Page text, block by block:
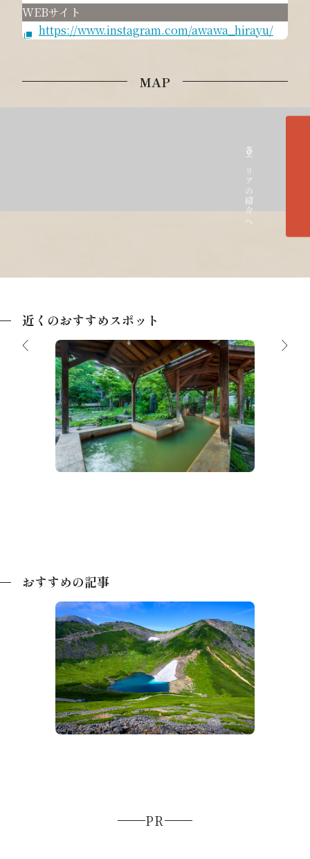
WEBサイト
https://www.instagram.com/awawa_hirayu/
MAP
近くのおすすめスポット
平湯温泉足湯
おすすめの記事
【2026夏】今年のベスト避暑地！飛騨
高山"涼"好！
各エリアの紹介へ
PR